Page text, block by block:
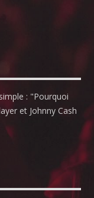
: "Pourquoi
et Johnny Cash